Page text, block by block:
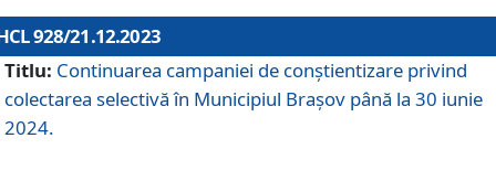
928/21.12.2023
Titlu: Continuarea campaniei de conștientizare privind
colectarea selectivă în Municipiul Braşov până la 30 iunie
2024.